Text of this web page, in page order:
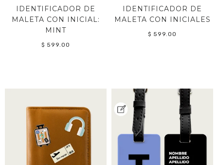
IDENTIFICADOR DE
MALETA CON INICIAL:
MINT
$ 599.00
IDENTIFICADOR DE
MALETA CON INICIALES
$ 599.00